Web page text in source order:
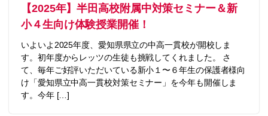
【2025年】半田高校附属中対策セミナー＆新
小４生向け体験授業開催！
いよいよ2025年度、愛知県県立の中高一貫校が開校しま
す。初年度からレッツの生徒も挑戦してくれました。 さ
て、毎年ご好評いただいている新小１〜６年生の保護者様向
け「愛知県立中高一貫校対策セミナー」を今年も開催しま
す。今年 […]